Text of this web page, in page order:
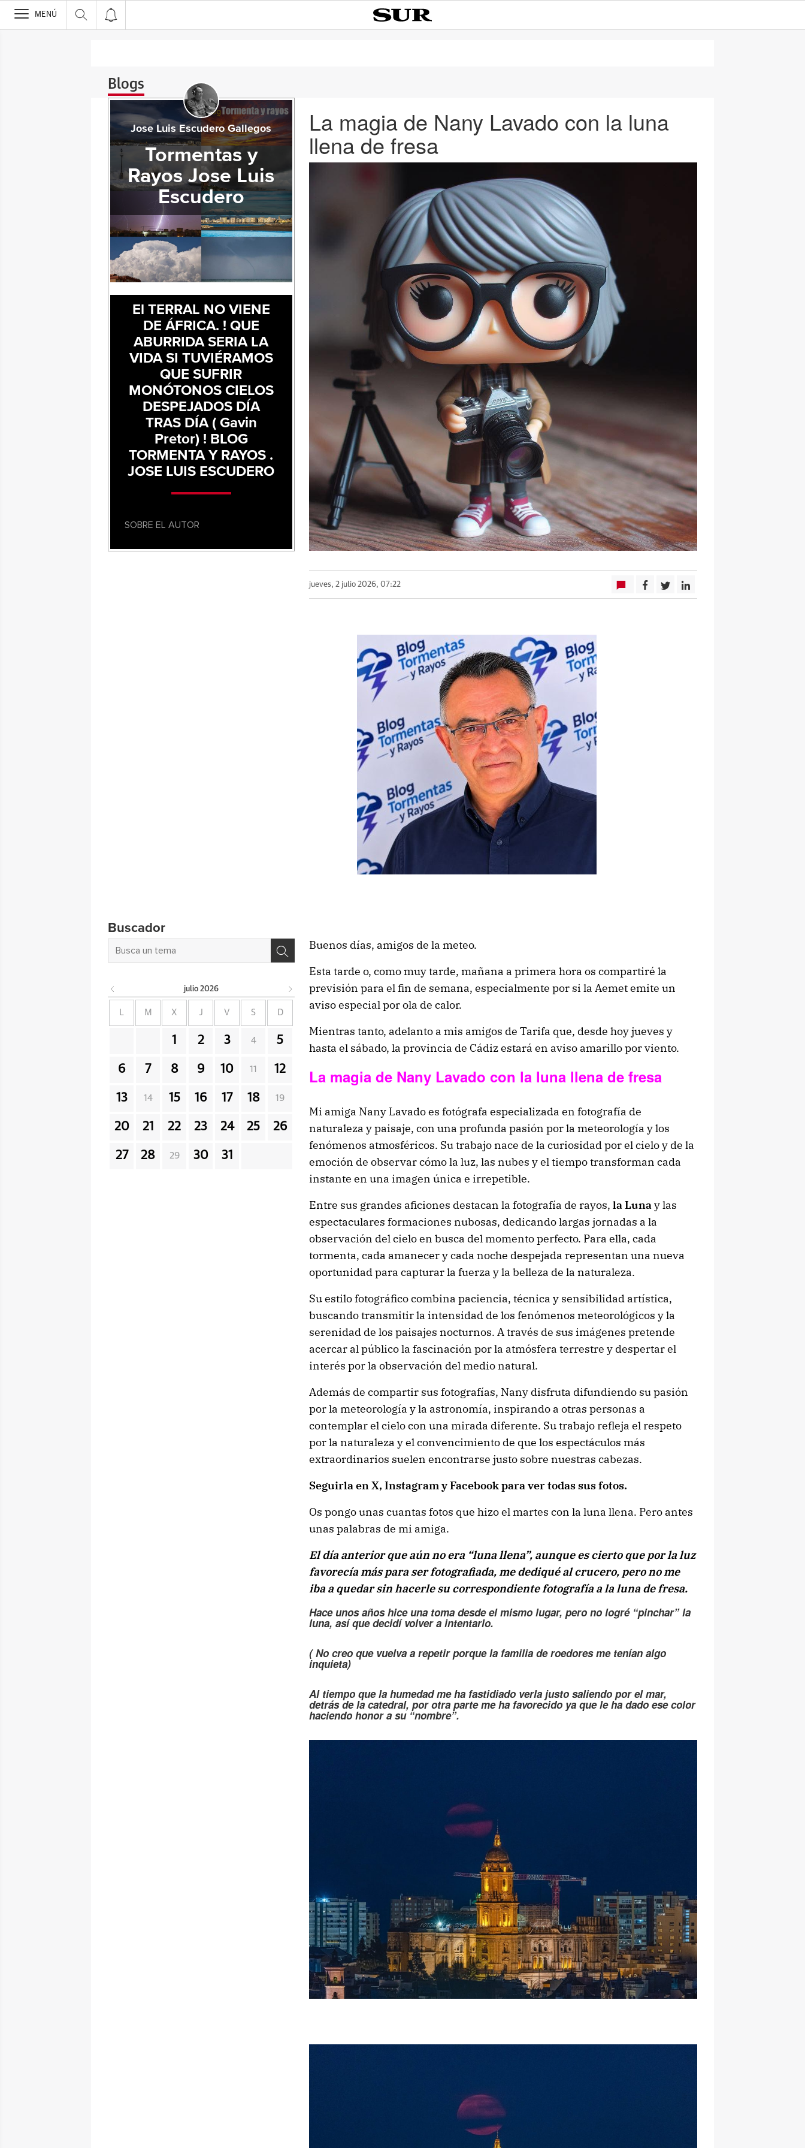
>
MENÚ
Blogs
La magia de Nany Lavado con la luna
llena de fresa
jueves, 2 julio 2026, 07:22
Buenos días, amigos de la meteo.
Esta tarde o, como muy tarde, mañana a primera hora os compartiré la
previsión para el fin de semana, especialmente por si la Aemet emite un
aviso especial por ola de calor.
Mientras tanto, adelanto a mis amigos de Tarifa que, desde hoy jueves y
hasta el sábado, la provincia de Cádiz estará en aviso amarillo por viento.
La magia de Nany Lavado con la luna llena de fresa
Mi amiga Nany Lavado es fotógrafa especializada en fotografía de
naturaleza y paisaje, con una profunda pasión por la meteorología y los
fenómenos atmosféricos. Su trabajo nace de la curiosidad por el cielo y de la
emoción de observar cómo la luz, las nubes y el tiempo transforman cada
instante en una imagen única e irrepetible.
Entre sus grandes aficiones destacan la fotografía de rayos, la Lunay las
espectaculares formaciones nubosas, dedicando largas jornadas a la
observación del cielo en busca del momento perfecto. Para ella, cada
tormenta, cada amanecer y cada noche despejada representan una nueva
oportunidad para capturar la fuerza y la belleza de la naturaleza.
Su estilo fotográfico combina paciencia, técnica y sensibilidad artística,
buscando transmitir la intensidad de los fenómenos meteorológicos y la
serenidad de los paisajes nocturnos. A través de sus imágenes pretende
acercar al público la fascinación por la atmósfera terrestre y despertar el
interés por la observación del medio natural.
Además de compartir sus fotografías, Nany disfruta difundiendo su pasión
por la meteorología y la astronomía, inspirando a otras personas a
contemplar el cielo con una mirada diferente. Su trabajo refleja el respeto
por la naturaleza y el convencimiento de que los espectáculos más
extraordinarios suelen encontrarse justo sobre nuestras cabezas.
Seguirla en X, Instagram y Facebook para ver todas sus fotos.
Os pongo unas cuantas fotos que hizo el martes con la luna llena. Pero antes
unas palabras de mi amiga.
El día anterior que aún no era “luna llena”, aunque es cierto que por la luz
favorecía más para ser fotografiada, me dediqué al crucero, pero no me
iba a quedar sin hacerle su correspondiente fotografía a la luna de fresa.
Hace unos años hice una toma desde el mismo lugar, pero no logré “pinchar” la
luna, así que decidí volver a intentarlo.
( No creo que vuelva a repetir porque la familia de roedores me tenían algo
inquieta)
Al tiempo que la humedad me ha fastidiado verla justo saliendo por el mar,
detrás de la catedral, por otra parte me ha favorecido ya que le ha dado ese color
haciendo honor a su “nombre”.
Jose Luis Escudero Gallegos
Tormentas y
Rayos Jose Luis
Escudero
El TERRAL NO VIENE
DE ÁFRICA. ! QUE
ABURRIDA SERIA LA
VIDA SI TUVIÉRAMOS
QUE SUFRIR
MONÓTONOS CIELOS
DESPEJADOS DÍA
TRAS DÍA ( Gavin
Pretor) ! BLOG
TORMENTA Y RAYOS .
JOSE LUIS ESCUDERO
SOBRE EL AUTOR
Buscador
julio 2026
L M X J V S D
1 2 3 4 5
6 7 8 9 10 11 12
13 14 15 16 17 18 19
20 21 22 23 24 25 26
27 28 29 30 31